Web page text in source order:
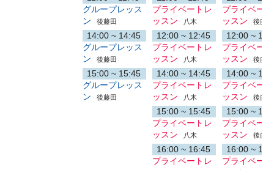
グループレッス
ン
後藤田
14:00 ~ 14:45
グループレッス
ン
後藤田
15:00 ~ 15:45
グループレッス
ン
後藤田
プライベートレ
ッスン
八木
12:00 ~ 12:45
プライベートレ
ッスン
八木
14:00 ~ 14:45
プライベートレ
ッスン
八木
15:00 ~ 15:45
プライベートレ
ッスン
八木
16:00 ~ 16:45
プライベートレ
プライベー
ッスン
後藤田
12:00 ~
プライベー
ッスン
後藤田
14:00 ~
プライベー
ッスン
後藤田
15:00 ~
プライベー
ッスン
後藤田
16:00 ~
プライベー